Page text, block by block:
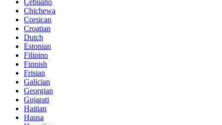
Cebuano
Chichewa
Corsican
Croatian
Dutch
Estonian
Filipino
Finnish
Frisian
Galician
Georgian
Gujarati
Haitian
Hausa